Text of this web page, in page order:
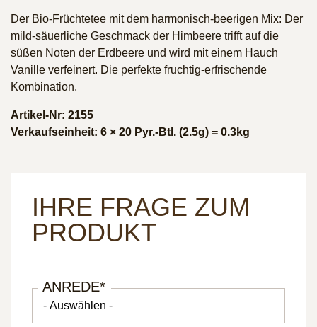
Der Bio-Früchtetee mit dem harmonisch-beerigen Mix: Der
mild-säuerliche Geschmack der Himbeere trifft auf die
süßen Noten der Erdbeere und wird mit einem Hauch
Vanille verfeinert. Die perfekte fruchtig-erfrischende
Kombination.
Artikel-Nr: 2155
Verkaufseinheit: 6 × 20 Pyr.-Btl. (2.5g) = 0.3kg
IHRE FRAGE ZUM
PRODUKT
ANREDE*